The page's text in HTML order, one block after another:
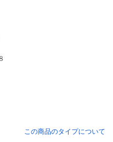
この商品のタイプについて